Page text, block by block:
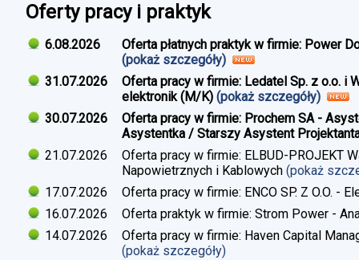
Oferty pracy i praktyk
6.08.2026
Oferta płatnych praktyk w firmie: Power
(pokaż szczegóły)
31.07.2026
Oferta pracy w firmie: Ledatel Sp. z o.o. i
elektronik (M/K) (pokaż szczegóły)
30.07.2026
Oferta pracy w firmie: Prochem SA -
Asystentka / Starszy Asystent
21.07.2026
Oferta pracy w firmie: ELBUD-PROJEKT
Napowietrznych i Kablowych (pokaż
17.07.2026
Oferta pracy w firmie: ENCO SP. Z O.O. -
16.07.2026
Oferta praktyk w firmie: Strom Power -
14.07.2026
Oferta pracy w firmie: Haven Capital
(pokaż szczegóły)